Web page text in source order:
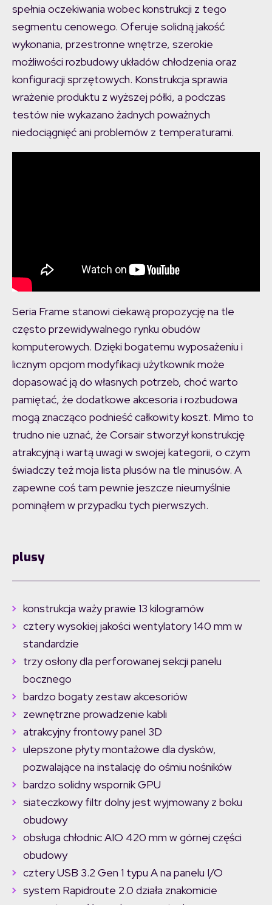
spełnia oczekiwania wobec konstrukcji z tego
segmentu cenowego. Oferuje solidną jakość
wykonania, przestronne wnętrze, szerokie
możliwości rozbudowy układów chłodzenia oraz
konfiguracji sprzętowych. Konstrukcja sprawia
wrażenie produktu z wyższej półki, a podczas
testów nie wykazano żadnych poważnych
niedociągnięć ani problemów z temperaturami.
Seria Frame stanowi ciekawą propozycję na tle
często przewidywalnego rynku obudów
komputerowych. Dzięki bogatemu wyposażeniu i
licznym opcjom modyfikacji użytkownik może
dopasować ją do własnych potrzeb, choć warto
pamiętać, że dodatkowe akcesoria i rozbudowa
mogą znacząco podnieść całkowity koszt. Mimo to
trudno nie uznać, że Corsair stworzył konstrukcję
atrakcyjną i wartą uwagi w swojej kategorii, o czym
świadczy też moja lista plusów na tle minusów. A
zapewne coś tam pewnie jeszcze nieumyślnie
pominąłem w przypadku tych pierwszych.
plusy
konstrukcja waży prawie 13 kilogramów
cztery wysokiej jakości wentylatory 140 mm w
standardzie
trzy osłony dla perforowanej sekcji panelu
bocznego
bardzo bogaty zestaw akcesoriów
zewnętrzne prowadzenie kabli
atrakcyjny frontowy panel 3D
ulepszone płyty montażowe dla dysków,
pozwalające na instalację do ośmiu nośników
bardzo solidny wspornik GPU
siateczkowy filtr dolny jest wyjmowany z boku
obudowy
obsługa chłodnic AIO 420 mm w górnej części
obudowy
cztery USB 3.2 Gen 1 typu A na panelu I/O
system Rapidroute 2.0 działa znakomicie